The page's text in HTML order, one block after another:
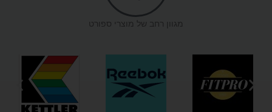
מגוון רחב של מוצרי ספורט